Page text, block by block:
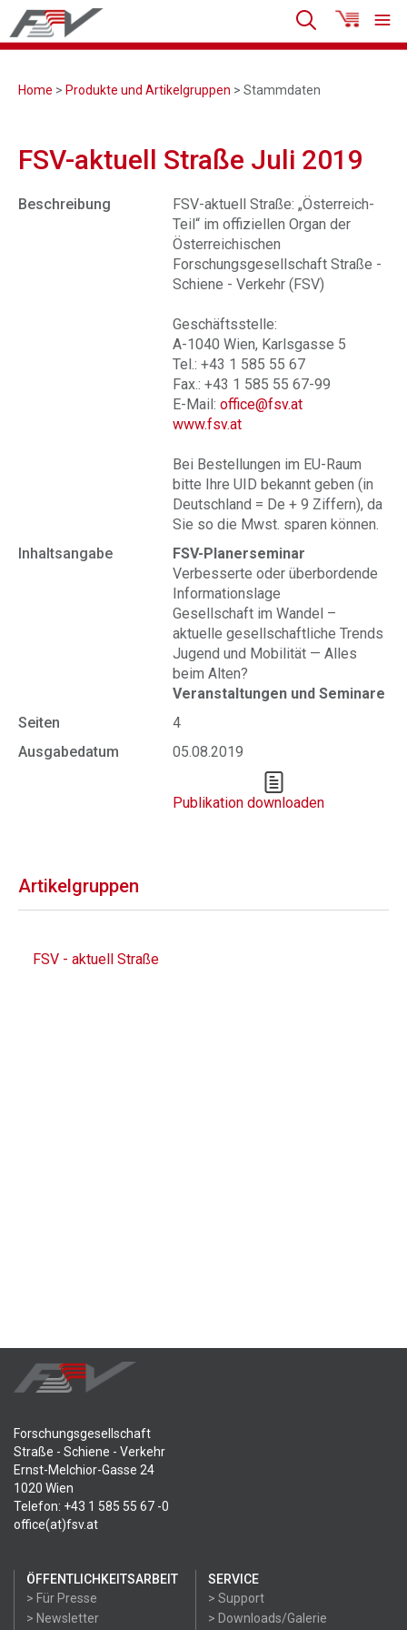
Home > Produkte und Artikelgruppen > Stammdaten
FSV-aktuell Straße Juli 2019
Beschreibung
FSV-aktuell Straße: „Österreich-
Teil“ im offiziellen Organ der
Österreichischen
Forschungsgesellschaft Straße -
Schiene - Verkehr (FSV)
Geschäftsstelle:
A-1040 Wien, Karlsgasse 5
Tel.: +43 1 585 55 67
Fax.: +43 1 585 55 67-99
E-Mail: office@fsv.at
www.fsv.at
Bei Bestellungen im EU-Raum
bitte Ihre UID bekannt geben (in
Deutschland = De + 9 Ziffern), da
Sie so die Mwst. sparen können.
Inhaltsangabe
FSV-Planerseminar
Verbesserte oder überbordende
Informationslage
Gesellschaft im Wandel –
aktuelle gesellschaftliche Trends
Jugend und Mobilität — Alles
beim Alten?
Veranstaltungen und Seminare
Seiten
4
Ausgabedatum
05.08.2019
Publikation downloaden
Artikelgruppen
FSV - aktuell Straße
Forschungsgesellschaft
Straße - Schiene - Verkehr
Ernst-Melchior-Gasse 24
1020 Wien
Telefon: +43 1 585 55 67 -0
office(at)fsv.at
ÖFFENTLICHKEITSARBEIT
> Für Presse
> Newsletter
SERVICE
> Support
> Downloads/Galerie